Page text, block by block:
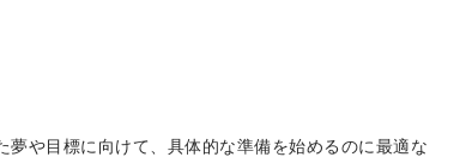
や目標に向けて、具体的な準備を始めるのに最適な